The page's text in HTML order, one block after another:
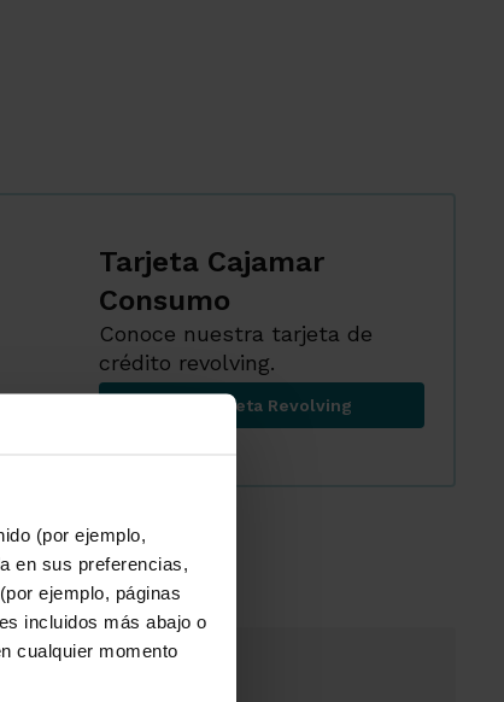
(por ejemplo,
en sus preferencias,
ejemplo, páginas
incluidos más abajo o
cualquier momento
Tarjeta Cajamar
Consumo
Conoce nuestra tarjeta de
crédito revolving.
Ir a Tarjeta Revolving
Tarjeta Cajamar Consumo